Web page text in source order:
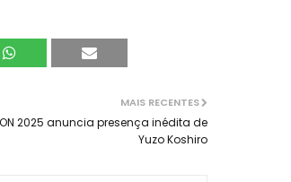
MAIS RECENTES
2025 anuncia presença inédita de
Yuzo Koshiro